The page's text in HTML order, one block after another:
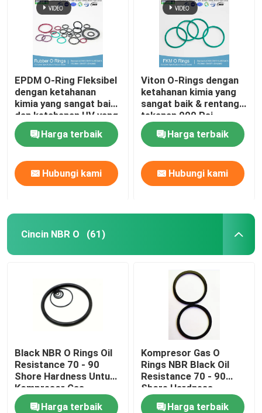
EPDM O-Ring Fleksibel
dengan ketahanan
kimia yang sangat baik
dan ketahanan UV yang
baik
Harga terbaik
Hubungi kami
Viton O-Rings dengan
ketahanan kimia yang
sangat baik & rentang
tekanan 000 Psi
Harga terbaik
Hubungi kami
Cincin NBR O (61)
Black NBR O Rings Oil
Resistance 70 - 90
Shore Hardness Untuk
Kompresor Gas
Harga terbaik
Kompresor Gas O
Rings NBR Black Oil
Resistance 70 - 90
Shore Hardness
Harga terbaik